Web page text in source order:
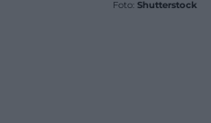
Foto: Shutterstock